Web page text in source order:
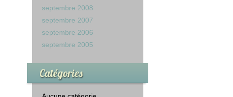
septembre 2008
septembre 2007
septembre 2006
septembre 2005
Catégories